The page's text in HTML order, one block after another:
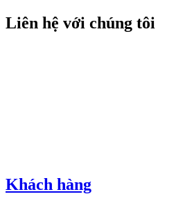
Liên hệ với chúng tôi
Khách hàng